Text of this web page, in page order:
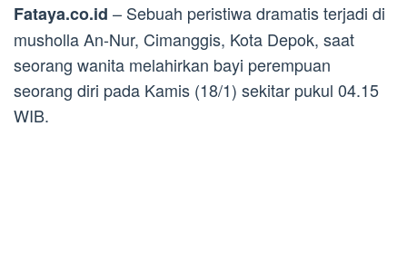
Fataya.co.id – Sebuah peristiwa dramatis terjadi di
musholla An-Nur, Cimanggis, Kota Depok, saat
seorang wanita melahirkan bayi perempuan
seorang diri pada Kamis (18/1) sekitar pukul 04.15
WIB.